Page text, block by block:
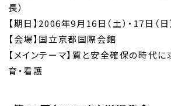
長）
【期日】2006年9月16日（土）・17日（日
【会場】国立京都国際会館
【メインテーマ】質と安全確保の時代
育・看護